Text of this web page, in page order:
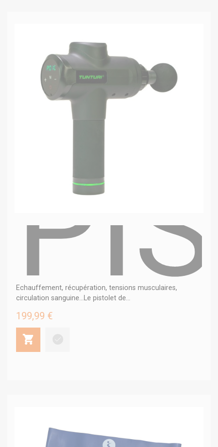
Echauffement, récupération, tensions musculaires,
circulation sanguine...Le pistolet de...
199,99 €